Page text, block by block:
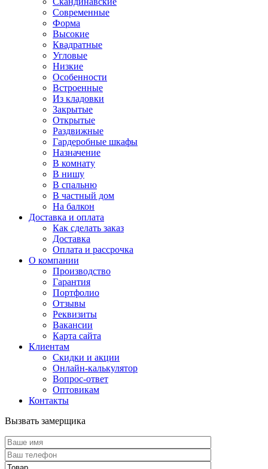
Современные
Форма
Высокие
Квадратные
Угловые
Низкие
Особенности
Встроенные
Из кладовки
Закрытые
Открытые
Раздвижные
Гардеробные шкафы
Назначение
В комнату
В нишу
В спальню
В частный дом
На балкон
Доставка и оплата
Как сделать заказ
Доставка
Оплата и рассрочка
О компании
Производство
Гарантия
Портфолио
Отзывы
Реквизиты
Вакансии
Карта сайта
Клиентам
Скидки и акции
Онлайн-калькулятор
Вопрос-ответ
Оптовикам
Контакты
Вызвать замерщика